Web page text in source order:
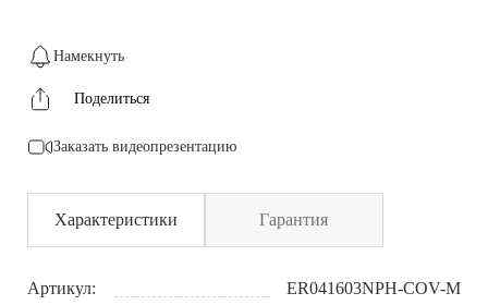
Намекнуть
Поделиться
Заказать видеопрезентацию
Характеристики Гарантия
Артикул: ER041603NPH-COV-M